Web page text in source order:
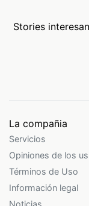
Stories
La compañia
Servicios
Opiniones de los
Términos de Uso
Información legal